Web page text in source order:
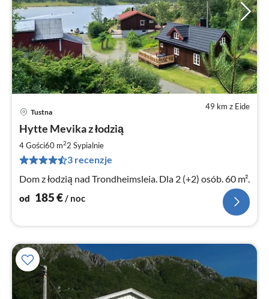
49 km z Eide
Tustna
Hytte Mevika z łodzią
4 Gości60 m22 Sypialnie
3 recenzje
Dom z łodzią nad Trondheimsleia. Dla 2 (+2) osób. 60 m².
od 185€/ noc